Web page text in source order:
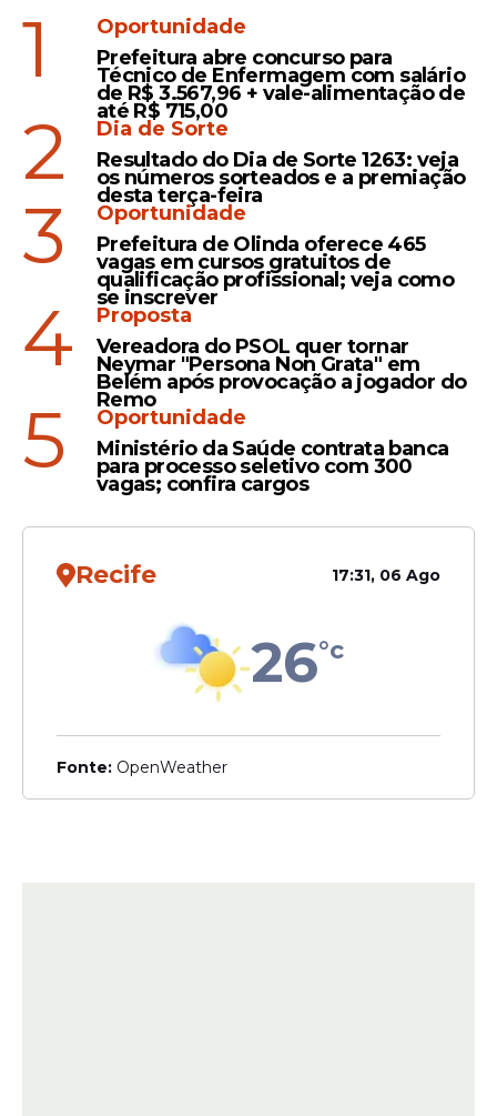
1
Oportunidade
Prefeitura abre concurso para
Técnico de Enfermagem com salário
de R$ 3.567,96 + vale-alimentação de
até R$ 715,00
2
Dia de Sorte
Resultado do Dia de Sorte 1263: veja
os números sorteados e a premiação
desta terça-feira
3
Oportunidade
Prefeitura de Olinda oferece 465
vagas em cursos gratuitos de
qualificação profissional; veja como
se inscrever
4
Proposta
Vereadora do PSOL quer tornar
Neymar "Persona Non Grata" em
Belém após provocação a jogador do
Remo
5
Oportunidade
Ministério da Saúde contrata banca
para processo seletivo com 300
vagas; confira cargos
Recife 17:31, 06 Ago
26°c
Fonte: OpenWeather